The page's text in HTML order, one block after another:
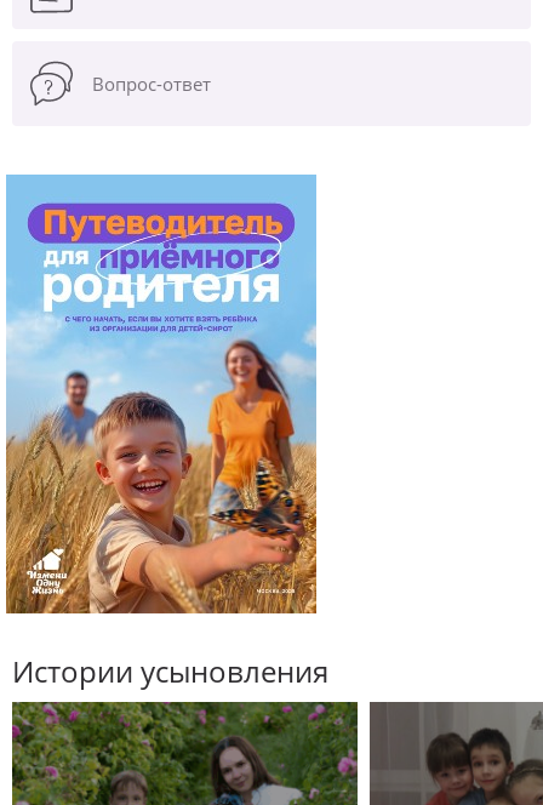
Вопрос-ответ
Истории усыновления